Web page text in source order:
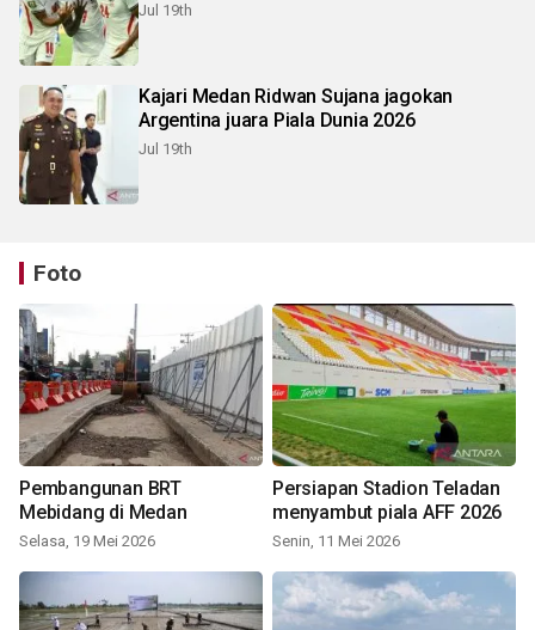
Jul 19th
Kajari Medan Ridwan Sujana jagokan
Argentina juara Piala Dunia 2026
Jul 19th
Foto
Pembangunan BRT
Mebidang di Medan
Selasa, 19 Mei 2026
Persiapan Stadion Teladan
menyambut piala AFF 2026
Senin, 11 Mei 2026